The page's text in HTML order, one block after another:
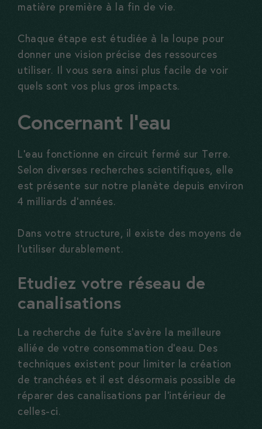
matière première à la fin de vie.
Chaque étape est étudiée à la loupe pour
donner une vision précise des ressources
utiliser. Il vous sera ainsi plus facile de voir
quels sont vos plus gros impacts.
Concernant l’eau
L’eau fonctionne en circuit fermé sur Terre.
Selon diverses recherches scientifiques, elle
est présente sur notre planète depuis environ
4 milliards d’années.
Dans votre structure, il existe des moyens de
l’utiliser durablement.
Etudiez votre réseau de
canalisations
La recherche de fuite s’avère la meilleure
alliée de votre consommation d’eau. Des
techniques existent pour limiter la création
de tranchées et il est désormais possible de
réparer des canalisations par l’intérieur de
celles-ci.